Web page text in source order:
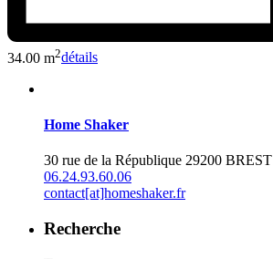
34.00 m2détails
Home Shaker
30 rue de la République 29200 BREST
06.24.93.60.06
contact[at]homeshaker.fr
Recherche